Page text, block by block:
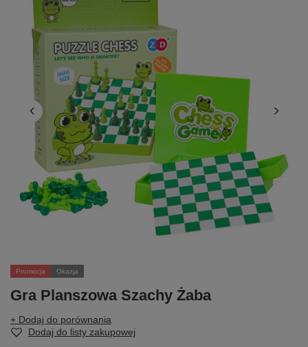
Promocja Okazja
Gra Planszowa Szachy Żaba
+ Dodaj do porównania
Dodaj do listy zakupowej